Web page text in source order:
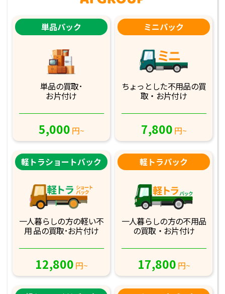
単品パック
単品の買取･
お片付け
5,000 円~
ミニパック
ちょっとした不用品の買
取・お片付け
7,800 円~
軽トラショートバック
一人暮らしの方の軽い不
用 品の買取･お片付け
12,800 円~
軽トラパック
一人暮らしの方の不用品
の買取・お片付け
17,800 円~